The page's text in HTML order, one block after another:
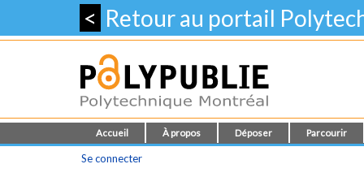
< Retour au portail
Accueil À propos Déposer Parcourir
Se connecter